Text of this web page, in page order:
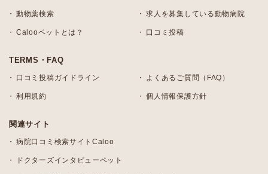
動物薬検索 求人を募集している動物病院
Calooペットとは？ 口コミ投稿
TERMS・FAQ
口コミ投稿ガイドライン よくあるご質問（FAQ）
利用規約 個人情報保護方針
関連サイト
病院口コミ検索サイトCaloo
ドクターズインタビューペット